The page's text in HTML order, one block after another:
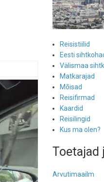
Reisistiilid
Eesti
Välismaa
Matkarajad
Mõisad
Reisifirmad
Kaardid
Reisilingid
Kus ma olen?
Toetajad
Arvutimaailm